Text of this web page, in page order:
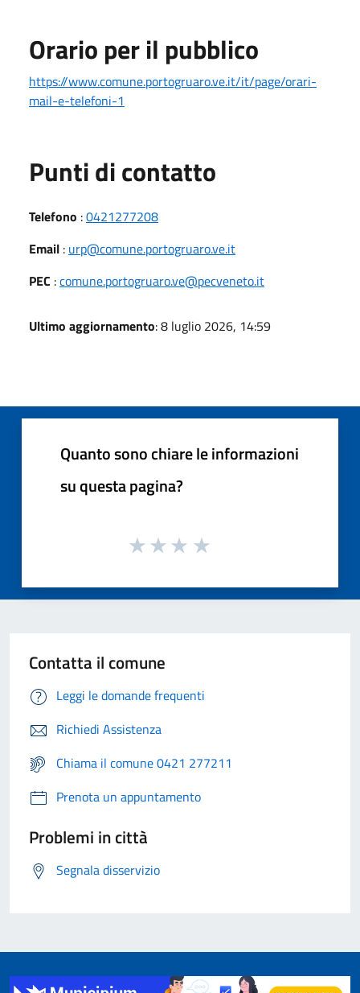
Orario per il pubblico
https://www.comune.portogruaro.ve.it/it/page/orari-
mail-e-telefoni-1
Punti di contatto
Telefono :0421277208
Email : urp@comune.portogruaro.ve.it
PEC :comune.portogruaro.ve@pecveneto.it
Ultimo aggiornamento: 8 luglio 2026, 14:59
Quanto sono chiare le informazioni
su questa pagina?
Contatta il comune
Leggi le domande frequenti
Richiedi Assistenza
Chiama il comune 0421 277211
Prenota un appuntamento
Problemi in città
Segnala disservizio